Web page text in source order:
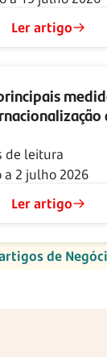
Ler artigo
de leitura
a 2 julho 2026
Ler artigo
de